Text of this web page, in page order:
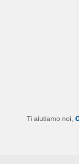
Ti aiutiamo noi,